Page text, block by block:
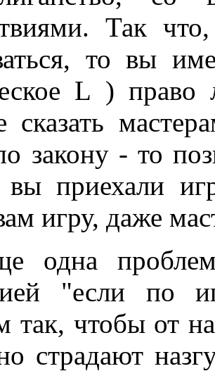
Так
то вы
L ) право
сказать
закону - то
вы приехали
игру, даже
одна
"если по
так, чтобы от
страдают